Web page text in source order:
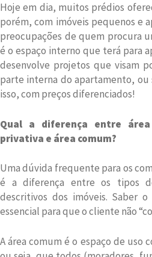
Hoje em dia, muitos prédios
porém, com imóveis pequenos e
preocupações de quem procura
é o espaço interno que terá para
desenvolve projetos que visam
parte interna do apartamento, ou
isso, com preços diferenciados!
Qual a diferença entre
privativa e área comum?
Uma dúvida frequente para os
é a diferença entre os tipos
descritivos dos imóveis. Saber
essencial para que o cliente não
A área comum é o espaço de uso